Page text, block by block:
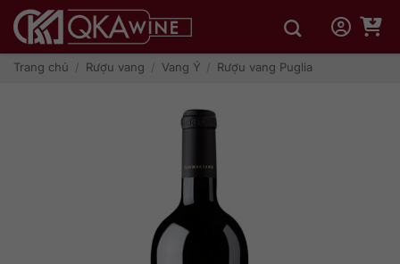
qua
dungTrang chủ / Rượu vang / Vang Ý / Rượu vang Puglia